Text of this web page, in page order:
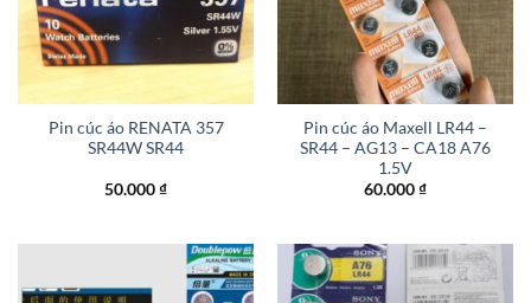
Pin cúc áo RENATA 357
SR44W SR44
50.000₫
Pin cúc áo Maxell LR44 –
SR44 – AG13 – CA18 A76
1.5V
60.000₫